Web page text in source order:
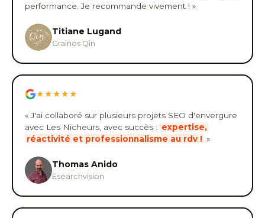
performance. Je recommande vivement ! »
Titiane Lugand
Graines Qin
★★★★★
« J'ai collaboré sur plusieurs projets SEO d'envergure
avec Les Nicheurs, avec succès : expertise,
réactivité et professionnalisme au rdv ! »
Thomas Anido
Esearchvision